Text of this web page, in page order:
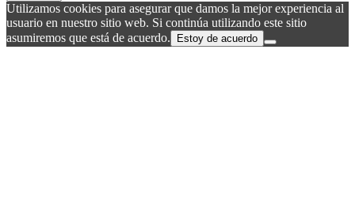
Utilizamos cookies para asegurar que damos la mejor experiencia al
usuario en nuestro sitio web. Si continúa utilizando este sitio
asumiremos que está de acuerdo.
Estoy de acuerdo